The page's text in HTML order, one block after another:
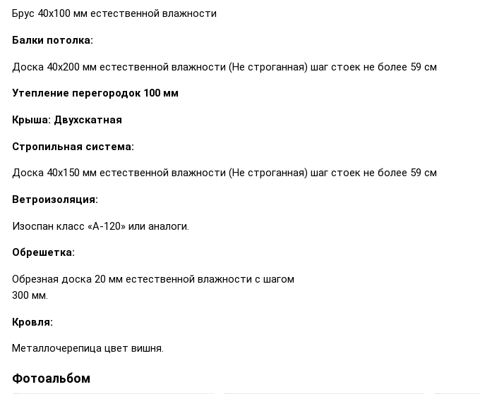
Брус 40х100 мм естественной влажности
Балки потолка:
Доска 40х200 мм естественной влажности (Не строганная) шаг стоек не более 59 см
Утепление перегородок 100 мм
Крыша: Двухскатная
Стропильная система:
Доска 40х150 мм естественной влажности (Не строганная) шаг стоек не более 59 см
Ветроизоляция:
Изоспан класс «А-120» или аналоги.
Обрешетка:
Обрезная доска 20 мм естественной влажности с шагом
300 мм.
Кровля:
Металлочерепица цвет вишня.
Фотоальбом